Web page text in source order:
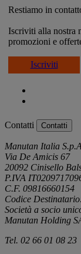
Restiamo in
Iscriviti alla nostra
promozioni e
Iscriviti
Contatti Contatti
Manutan Italia
Via De Amicis 67
20092 Cinisello
P.IVA
C.F. 09816660154
Codice
Società a socio
Manutan Holding
Tel. 02 66 01 08 23